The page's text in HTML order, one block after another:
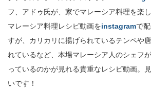
フ、アドゥ氏が、家でマレーシア料理を楽
マレーシア料理レシピ動画をinstagramで
すが、カリカリに揚げられているテンペや
れているなど、本場マレーシア人のシェフ
っているのかが見れる貴重なレシピ動画。
いです！